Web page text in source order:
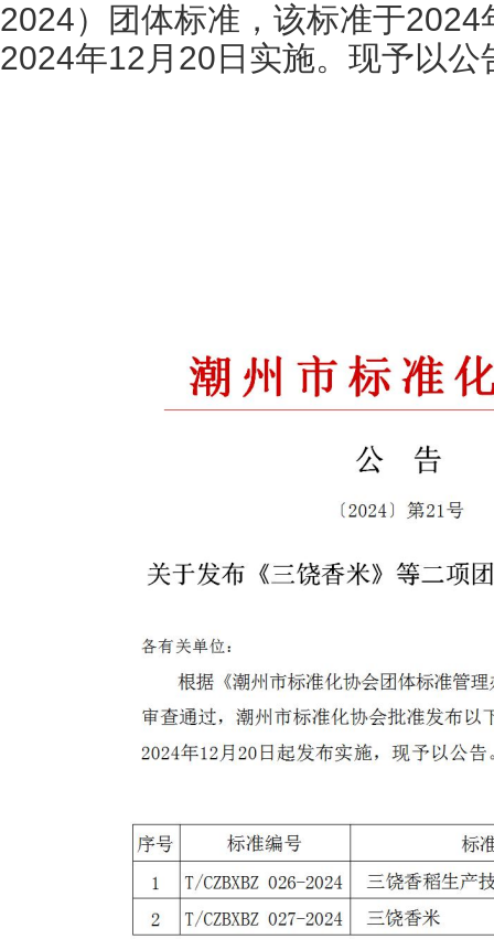
2024）团体标准，该标准于
2024年12月20日实施。现予以公